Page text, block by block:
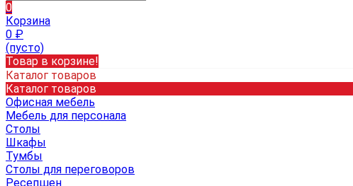
0
Корзина
0 ₽
(пусто)
Товар в корзине!
Каталог товаров
Каталог товаров
Офисная мебель
Мебель для персонала
Столы
Шкафы
Тумбы
Столы для переговоров
Ресепшен